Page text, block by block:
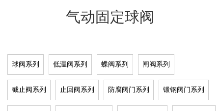
气动固定球阀
球阀系列 低温阀系列 蝶阀系列 闸阀系列
截止阀系列 止回阀系列 防腐阀门系列 锻钢阀门系列